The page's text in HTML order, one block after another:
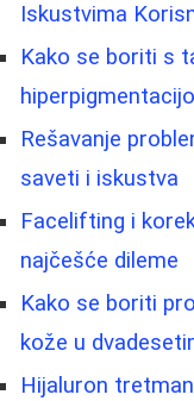
Iskustvima
Kako se boriti s
Rešavanje
saveti i iskustva
Facelifting i
najčešće dileme
Kako se boriti
kože u
Hijaluron